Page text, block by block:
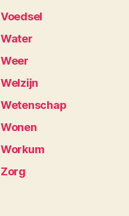
Voedsel
Water
Weer
Welzijn
Wetenschap
Wonen
Workum
Zorg